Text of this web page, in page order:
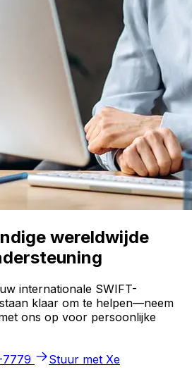
wereldwijde
internationale SWIFT-
klaar om te helpen—neem
ons op voor persoonlijke
7779
Stuur met Xe